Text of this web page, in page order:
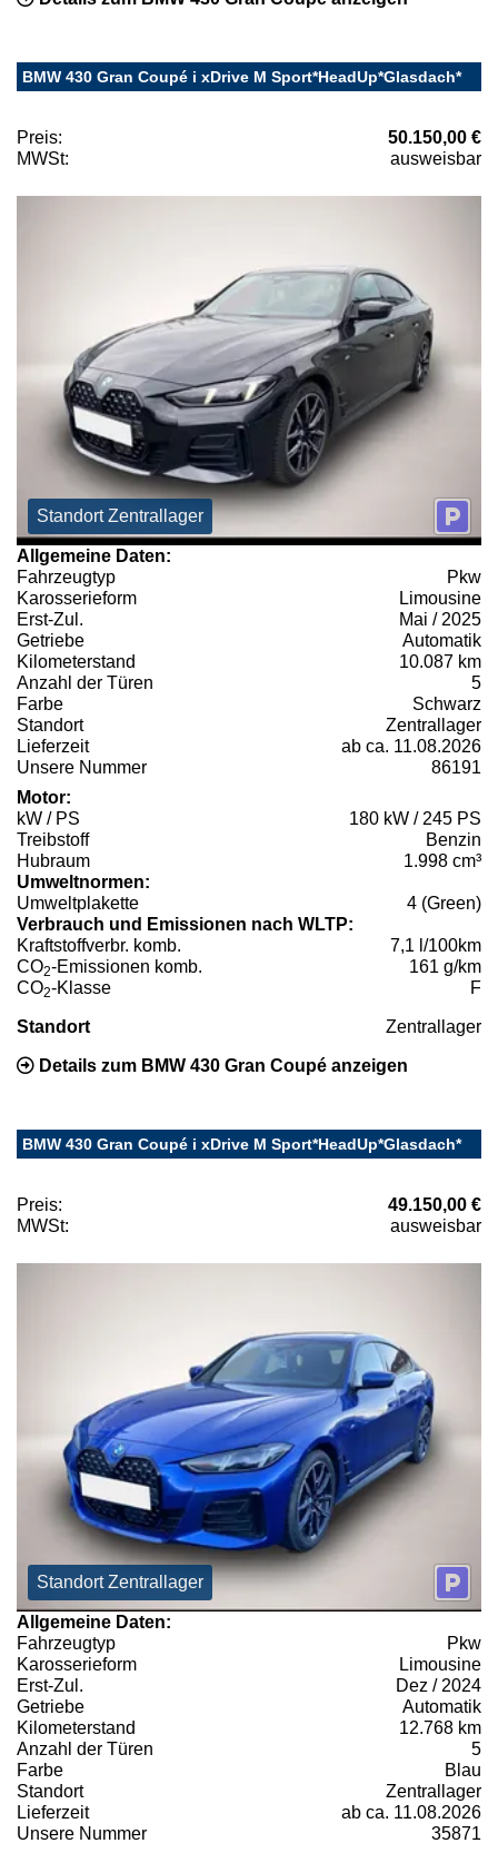
BMW 430 Gran Coupé i xDrive M Sport*HeadUp*Glasdach*
Preis:
50.150,00 €
MWSt:
ausweisbar
Standort Zentrallager
Allgemeine Daten:
Fahrzeugtyp
Pkw
Karosserieform
Limousine
Erst-Zul.
Mai / 2025
Getriebe
Automatik
Kilometerstand
10.087 km
Anzahl der Türen
5
Farbe
Schwarz
Standort
Zentrallager
Lieferzeit
ab ca. 11.08.2026
Unsere Nummer
86191
Motor:
kW / PS
180 kW / 245 PS
Treibstoff
Benzin
Hubraum
1.998 cm³
Umweltnormen:
Umweltplakette
4 (Green)
Verbrauch und Emissionen nach WLTP:
Kraftstoffverbr. komb.
7,1 l/100km
CO2-Emissionen komb.
161 g/km
CO2-Klasse F
Standort Zentrallager
Details zum BMW 430 Gran Coupé anzeigen
BMW 430 Gran Coupé i xDrive M Sport*HeadUp*Glasdach*
Preis:
49.150,00 €
MWSt:
ausweisbar
Standort Zentrallager
Allgemeine Daten:
Fahrzeugtyp
Pkw
Karosserieform
Limousine
Erst-Zul.
Dez / 2024
Getriebe
Automatik
Kilometerstand
12.768 km
Anzahl der Türen
5
Farbe
Blau
Standort
Zentrallager
Lieferzeit
ab ca. 11.08.2026
Unsere Nummer
35871